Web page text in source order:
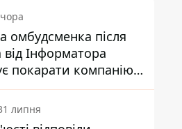
омбудсменка після
від Інформатора
покарати компанію-
ПриватБанку
липня